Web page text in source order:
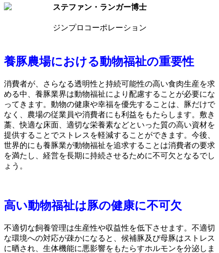
ステファン・ランガー博士
ジンプロコーポレーション
養豚農場における動物福祉の重要性
消費者が、さらなる透明性と持続可能性の高い食肉生産を求
める中、養豚業界は動物福祉により配慮することが必要にな
ってきます。動物の健康や幸福を優先することは、豚だけで
なく、農場の従業員や消費者にも利益をもたらします。敷き
藁、快適な床面、適切な栄養素などといった質の高い資材を
提供することでストレスを軽減することができます。今後、
世界的にも養豚業が動物福祉を追求することは消費者の要求
を満たし、経営を長期に持続させるために不可欠となるでし
ょう。
高い動物福祉は豚の健康に不可欠
不適切な飼養管理は生産性や収益性を低下させます。不適切
な環境への対応が疎かになると、候補豚及び母豚はストレス
に晒され、生体機能に悪影響をもたらすホルモンを分泌しま